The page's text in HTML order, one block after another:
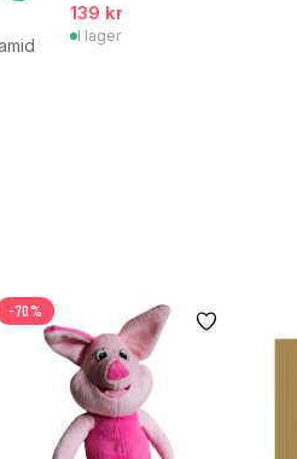
139 kr
I lager
-70%